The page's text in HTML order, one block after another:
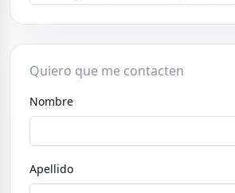
Quiero que me contacten
Nombre
Apellido